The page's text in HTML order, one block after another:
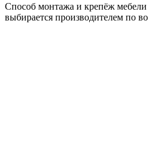
Способ монтажа и крепёж
выбирается производителем по